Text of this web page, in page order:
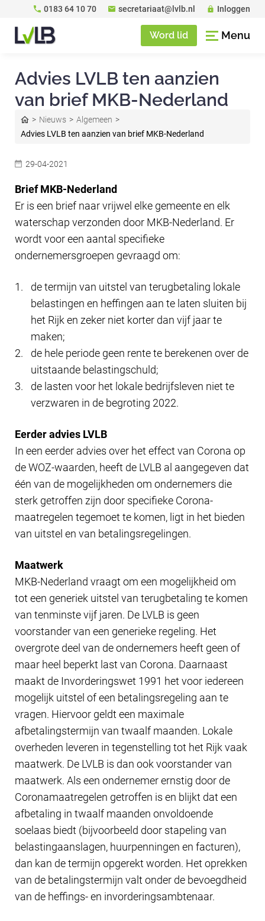
0183 64 10 70 secretariaat@lvlb.nl Inloggen
Word lid Menu
Advies LVLB ten aanzien
van brief MKB-Nederland
Nieuws
Algemeen
Advies LVLB ten aanzien van brief MKB-Nederland
29-04-2021
Brief MKB-Nederland
Er is een brief naar vrijwel elke gemeente en elk
waterschap verzonden door MKB-Nederland. Er
wordt voor een aantal specifieke
ondernemersgroepen gevraagd om:
de termijn van uitstel van terugbetaling lokale
belastingen en heffingen aan te laten sluiten bij
het Rijk en zeker niet korter dan vijf jaar te
maken;
de hele periode geen rente te berekenen over de
uitstaande belastingschuld;
de lasten voor het lokale bedrijfsleven niet te
verzwaren in de begroting 2022.
Eerder advies LVLB
In een eerder advies over het effect van Corona op
de WOZ-waarden, heeft de LVLB al aangegeven dat
één van de mogelijkheden om ondernemers die
sterk getroffen zijn door specifieke Corona-
maatregelen tegemoet te komen, ligt in het bieden
van uitstel en van betalingsregelingen.
Maatwerk
MKB-Nederland vraagt om een mogelijkheid om
tot een generiek uitstel van terugbetaling te komen
van tenminste vijf jaren. De LVLB is geen
voorstander van een generieke regeling. Het
overgrote deel van de ondernemers heeft geen of
maar heel beperkt last van Corona. Daarnaast
maakt de Invorderingswet 1991 het voor iedereen
mogelijk uitstel of een betalingsregeling aan te
vragen. Hiervoor geldt een maximale
afbetalingstermijn van twaalf maanden. Lokale
overheden leveren in tegenstelling tot het Rijk vaak
maatwerk. De LVLB is dan ook voorstander van
maatwerk. Als een ondernemer ernstig door de
Coronamaatregelen getroffen is en blijkt dat een
afbetaling in twaalf maanden onvoldoende
soelaas biedt (bijvoorbeeld door stapeling van
belastingaanslagen, huurpenningen en facturen),
dan kan de termijn opgerekt worden. Het oprekken
van de betalingstermijn valt onder de bevoegdheid
van de heffings- en invorderingsambtenaar.